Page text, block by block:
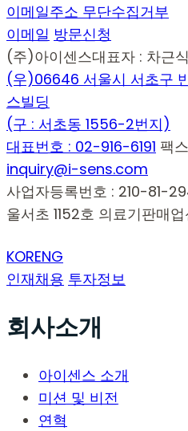
이메일주소 무단수집거부
이메일 방문신청
(주)아이센스대표자 : 차근
(우)06646 서울시 서초구
스빌딩
(구 : 서초동 1556-2번지)
대표번호 : 02-916-6191 팩
inquiry@i-sens.com
사업자등록번호 : 210-81-
울서초 1152호 의료기판매
KORENG
인재채용 투자정보
회사소개
아이센스 소개
미션 및 비전
연혁